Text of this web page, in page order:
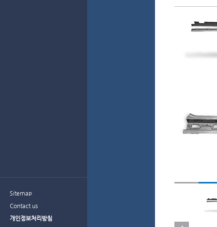
Sitemap
Contact us
개인정보처리방침